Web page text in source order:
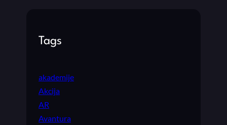
Tags
akademije
Akcija
AR
Avantura